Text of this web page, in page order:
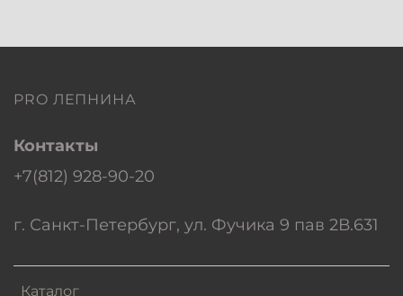
PRO ЛЕПНИНА
Каталог
Контакты
+7(812) 928-90-20
г. Санкт-Петербург, ул. Фучика 9 пав 2В.631